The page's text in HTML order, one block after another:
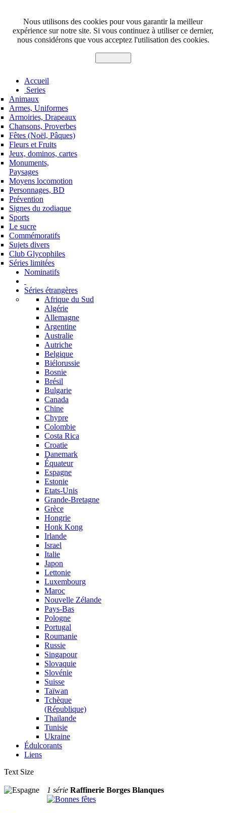
Nous utilisons des cookies pour vous garantir la meilleur
expérience sur notre site. Si vous continuez à utiliser ce dernier,
nous considérons que vous acceptez l'utilisation des cookies.
Accueil
Series
Animaux
Armes, Uniformes
Armoiries, Drapeaux
Chansons, Proverbes
Fêtes (Noël, Pâques)
Fleurs et Fruits
Jeux, dominos, cartes
Monuments,
Paysages
Moyens locomotion
Personnages, BD
Prévention
Signes du zodiaque
Sports
Le sucre
Commémoratifs
Sujets divers
Club Glycophiles
Séries limitées
Nominatifs
Séries étrangères
Afrique du Sud
Algérie
Allemagne
Argentine
Australie
Autriche
Belgique
Biélorussie
Bosnie
Brésil
Bulgarie
Canada
Chine
Chypre
Colombie
Costa Rica
Croatie
Danemark
Équateur
Espagne
Estonie
Etats-Unis
Grande-Bretagne
Grèce
Hongrie
Honk Kong
Irlande
Israel
Italie
Japon
Lettonie
Luxembourg
Maroc
Nouvelle Zélande
Pays-Bas
Pologne
Portugal
Roumanie
Russie
Singapour
Slovaquie
Slovénie
Suisse
Taïwan
Tchèque
(République)
Thailande
Tunisie
Ukraine
Édulcorants
Liens
Text Size
1 série Raffinerie Borges Blanques